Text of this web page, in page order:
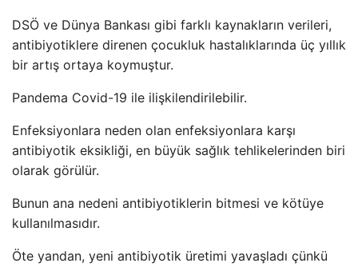
DSÖ ve Dünya Bankası gibi farklı kaynakların verileri,
antibiyotiklere direnen çocukluk hastalıklarında üç yıllık
bir artış ortaya koymuştur.
Pandema Covid-19 ile ilişkilendirilebilir.
Enfeksiyonlara neden olan enfeksiyonlara karşı
antibiyotik eksikliği, en büyük sağlık tehlikelerinden biri
olarak görülür.
Bunun ana nedeni antibiyotiklerin bitmesi ve kötüye
kullanılmasıdır.
Öte yandan, yeni antibiyotik üretimi yavaşladı çünkü